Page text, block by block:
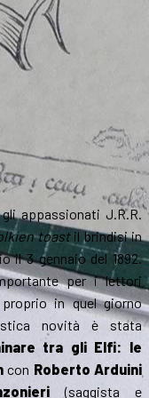
appassionati J.R.R.
toastil brindisi in
il 3 gennaio del 1892.
per i lettori
in quel giorno
novità è stata
tra gli Elfi: le
con Roberto Arduini
(saggista e